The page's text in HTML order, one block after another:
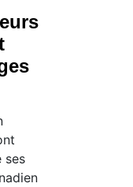
ses